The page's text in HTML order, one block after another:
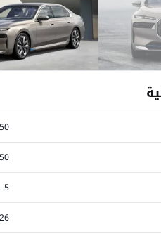
450
5 سنوات كفالة و 5 سنوات صيانة!